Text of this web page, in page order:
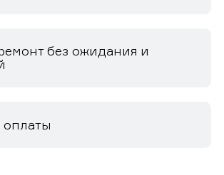
без ожидания и